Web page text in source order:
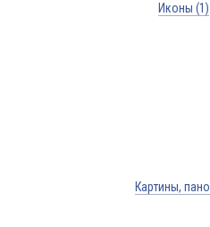
Иконы (1)
Картины, пано